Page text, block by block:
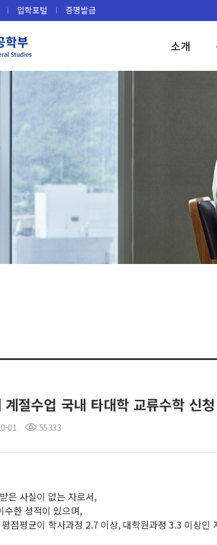
입학포털 증명발급
소개
절수업 국내 타대학 교류수학 신
01 55333
은 사실이 없는 자로서,
수한 성적이 있으며,
점평균이 학사과정 2.7 이상, 대학원과정 3.3 이상인